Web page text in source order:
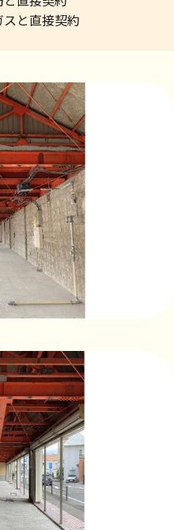
と直接契約